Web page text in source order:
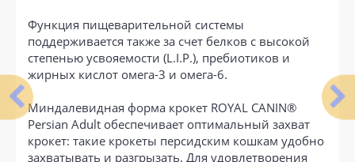
Функция пищеварительной системы
поддерживается также за счет белков с высокой
степенью усвояемости (L.I.P.), пребиотиков и
жирных кислот омега-3 и омега-6.
Миндалевидная форма крокет ROYAL CANIN®
Persian Adult обеспечивает оптимальный захват
крокет: такие крокеты персидским кошкам удобно
захватывать и разгрызать. Для удовлетворения